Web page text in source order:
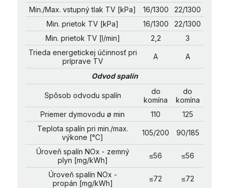
Min./Max. vstupný tlak TV [kPa]
16/1300
22/1300
Min. prietok TV [kPa]
16/1300
22/1300
Min. prietok TV [l/min]
2,2
3
Trieda energetickej účinnosť pri
príprave TV
A A
Odvod spalín
Spôsob odvodu spalín
do
komína
do
komína
Priemer dymovodu ø min
110
125
Teplota spalín pri min./max.
výkone [°C]
105/200 90/185
Úroveň spalín NOx - zemný
plyn [mg/kWh]
≤56 ≤56
Úroveň spalín NOx -
propán [mg/kWh]
≤72 ≤72